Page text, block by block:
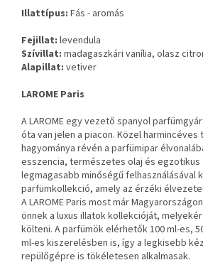
Illattípus: Fás - aromás
Fejillat: levendula
Szívillat: madagaszkári vanília, olasz
Alapillat: vetiver
LAROME Paris
A LAROME egy vezető spanyol
óta van jelen a piacon. Közel harmincéves
hagyománya révén a parfümipar
esszencia, természetes olaj és egzotikus
legmagasabb minőségű felhasználásával
parfümkollekció, amely az érzéki
A LAROME Paris most már
önnek a luxus illatok kollekcióját,
költeni. A parfümök elérhetők 100 ml-es,
ml-es kiszerelésben is, így a legkisebb
repülőgépre is tökéletesen alkalmasak.